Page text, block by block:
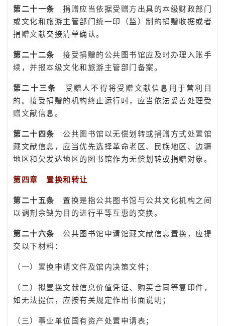
第二十一条 捐赠应当依据受赠方出具的本级财政部门
或文化和旅游主管部门统一印（监）制的捐赠收据或者
捐赠文献交接清单确认。
第二十二条 接受捐赠的公共图书馆应及时办理入账手
续，并报本级文化和旅游主管部门备案。
第二十三条 受赠人不得将受赠文献信息用于营利目
的。接受捐赠的机构终止运行时，应当依法妥善处理受
赠文献信息。
第二十四条 公共图书馆以无偿划转或捐赠方式处置馆
藏文献信息，应当优先选择革命老区、民族地区、边疆
地区和欠发达地区的图书馆作为无偿划转或捐赠对象。
第四章 置换和转让
第二十五条 置换是指公共图书馆与公共文化机构之间
以调剂余缺为目的进行平等互惠的交换。
第二十六条 公共图书馆申请馆藏文献信息置换，应提
交以下材料：
（一）置换申请文件及馆内决策文件；
（二）拟置换文献信息价值凭证、购买合同等复印件，
如无法提供，应按有关规定作出书面说明；
（三）事业单位国有资产处置申请表；